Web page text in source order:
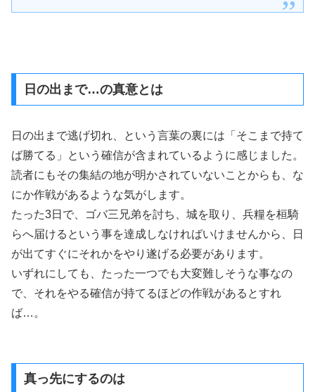
日の出まで…の真意とは
日の出まで逃げ切れ、という言葉の裏には「そこまで持て
ば勝てる」という確信が含まれているように感じました。
読者にもその集結の地が明かされていないことからも、な
にか作戦があるような気がします。
たった3日で、ゴバ三兄弟を討ち、城を取り、兵糧を桓騎
らへ届けるという事を達成しなければいけませんから、日
が出てすぐにそれかをやり遂げる必要があります。
いずれにしても、たった一つでも大変難しそうな事なの
で、それをやる確信が持てるほどの作戦があるとすれ
ば…。
真っ先にするのは